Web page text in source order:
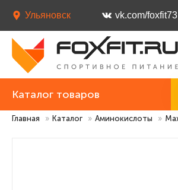
Ульяновск vk.com/foxfit73
Каталог товаров
Главная » Каталог » Аминокислоты »